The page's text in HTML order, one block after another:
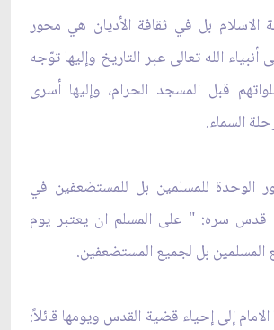
الاسلام بل في ثقافة الأديان هي محور
الله تعالى عبر التاريخ وإليها توّجه
قبل المسجد الحرام، وإليها أسرى
السماء.
الوحدة للمسلمين بل للمستضعفين في
قدس سره: " على المسلم ان يعتبر يوم
المسلمين بل لجميع المستضعفين.
إلى إحياء قضية القدس ويومها قائلاً: